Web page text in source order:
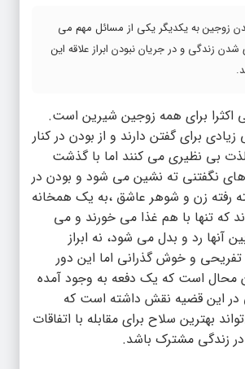
زوجین به یکدیگر یکی از مسائل مهم می
شدن زندگی و در جریان نبودن ابراز علاقه این
اکثرا برای همه زوجین شیرین است.
برای گفتن دارند و از بودن در کنار
بی نظیری می کنند اما با گذشت
نگفتنی ته نشین می شود و بودن در
رفته زن و شوهر عاشق ،به یک همخانه
که تنها با هم غذا می خورند و می
آنها رد و بدل می شود، نه ابراز
و خوش گذرانی اما این دور
است که یک دفعه به وجود آمده
در این قضیه نقش داشته است که
بهترین سلاح برای مقابله با اتفاقات
زندگی مشترک باشد.